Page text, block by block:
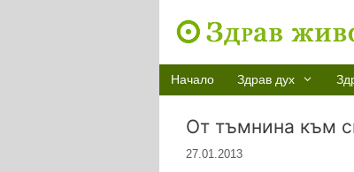
Начало Здрав дух
От тъмнина към
27.01.2013